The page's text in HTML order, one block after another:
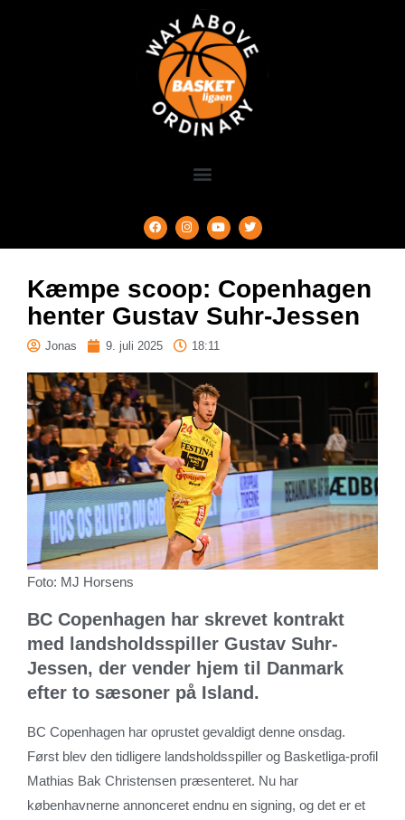
Kæmpe scoop: Copenhagen
henter Gustav Suhr-Jessen
Jonas 9. juli 2025 18:11
Foto: MJ Horsens
BC Copenhagen har skrevet kontrakt
med landsholdsspiller Gustav Suhr-
Jessen, der vender hjem til Danmark
efter to sæsoner på Island.
BC Copenhagen har oprustet gevaldigt denne onsdag.
Først blev den tidligere landsholdsspiller og Basketliga-profil
Mathias Bak Christensen præsenteret. Nu har
københavnerne annonceret endnu en signing, og det er et